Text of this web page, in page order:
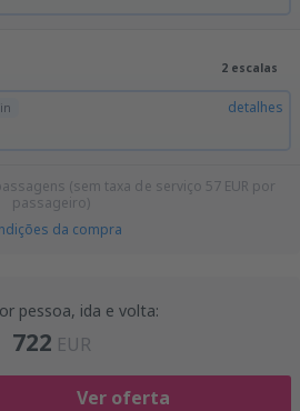
2 escalas
detalhes
(sem taxa de serviço 57 EUR por
passageiro)
da compra
pessoa, ida e volta:
722 EUR
Ver oferta